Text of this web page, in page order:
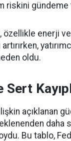
riskini gündeme
enerji
oldu.
Sert
ilişkin açıklanan
daha
Bu tablo,